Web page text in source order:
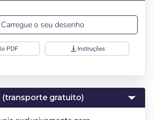
Carregue o seu desenho
PDF vertical_align_bottom Instruções
(transporte gratuito)